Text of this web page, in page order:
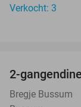
Verkocht: 3
2-
Bregje Bussum